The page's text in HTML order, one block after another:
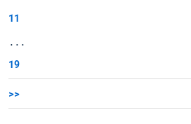
11
...
19
>>